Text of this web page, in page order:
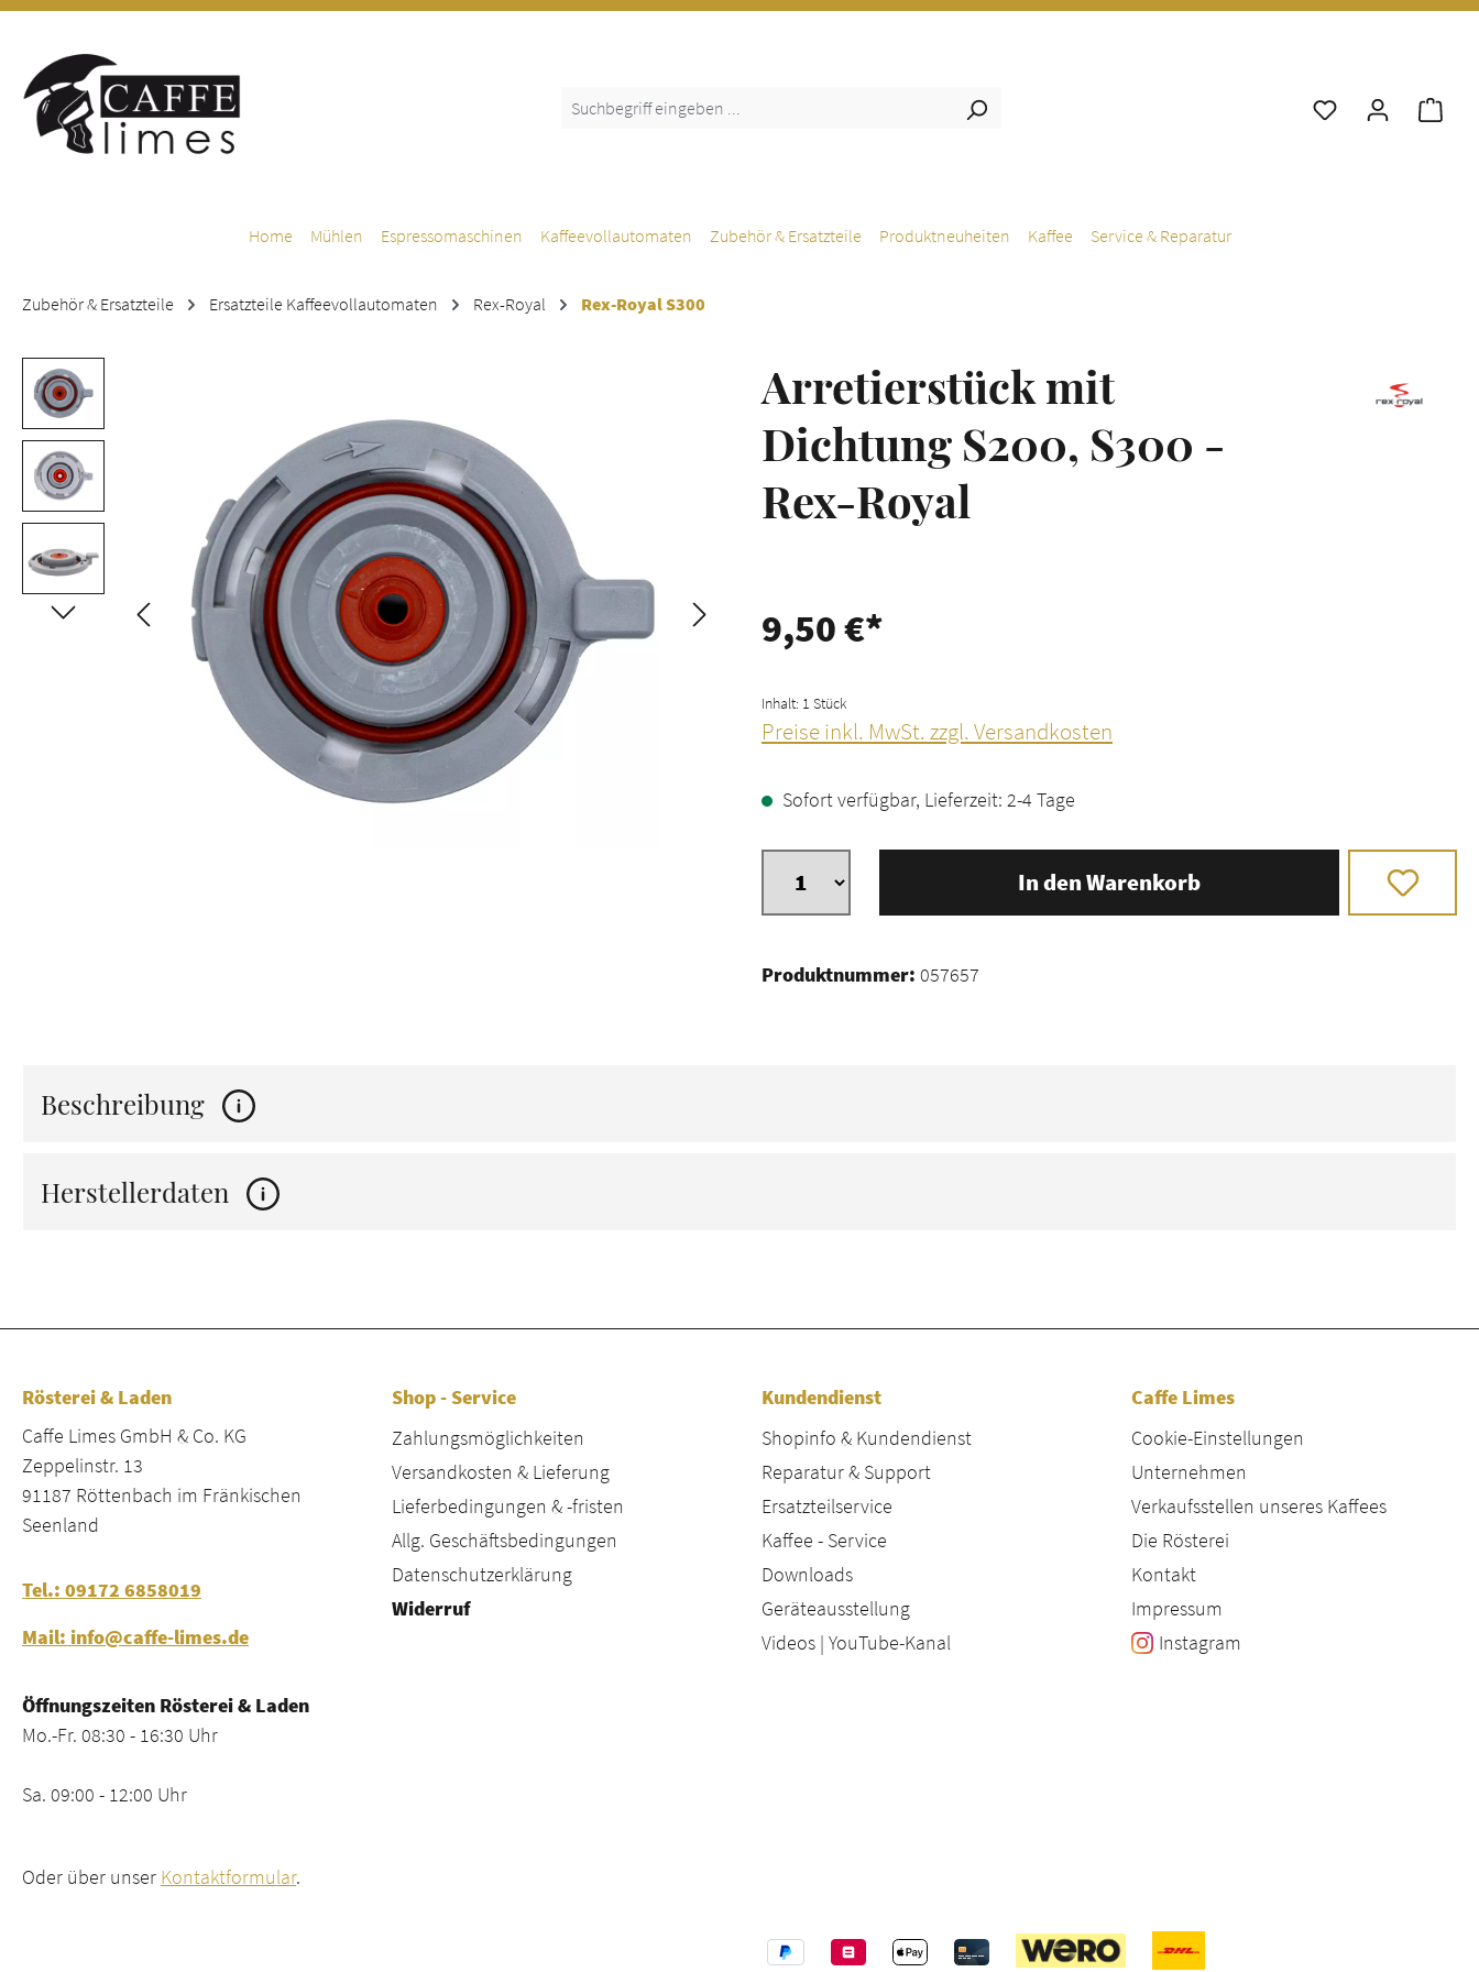
Home Mühlen Espressomaschinen Kaffeevollautomaten Zubehör & Ersatzteile Produktneuheiten Kaffee Service & Reparatur
Zubehör & Ersatzteile Ersatzteile Kaffeevollautomaten Rex-Royal Rex-Royal S300
Bildergalerie überspringen
Arretierstück mit
Dichtung S200, S300 -
Rex-Royal
9,50 €*
Inhalt: 1 Stück
Preise inkl. MwSt. zzgl. Versandkosten
Sofort verfügbar, Lieferzeit: 2-4 Tage
In den Warenkorb
Produktnummer: 057657
Beschreibung
Herstellerdaten
Rösterei & Laden
Caffe Limes GmbH & Co. KG
Zeppelinstr. 13
91187 Röttenbach im Fränkischen
Seenland
Tel.: 09172 6858019
Mail: info@caffe-limes.de
Öffnungszeiten Rösterei & Laden
Mo.-Fr. 08:30 - 16:30 Uhr
Sa. 09:00 - 12:00 Uhr
Oder über unser Kontaktformular.
Shop - Service
Zahlungsmöglichkeiten
Versandkosten & Lieferung
Lieferbedingungen & -fristen
Allg. Geschäftsbedingungen
Datenschutzerklärung
Widerruf
Kundendienst
Shopinfo & Kundendienst
Reparatur & Support
Ersatzteilservice
Kaffee - Service
Downloads
Geräteausstellung
Videos | YouTube-Kanal
Caffe Limes
Cookie-Einstellungen
Unternehmen
Verkaufsstellen unseres Kaffees
Die Rösterei
Kontakt
Impressum
Instagram